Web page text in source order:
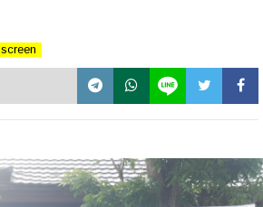
screen